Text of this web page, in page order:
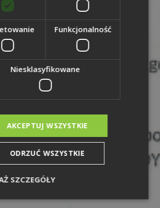
Funkcjonalność
Niesklasyfikowane
AKCEPTUJ WSZYSTKIE
ODRZUĆ WSZYSTKIE
SZCZEGÓŁY